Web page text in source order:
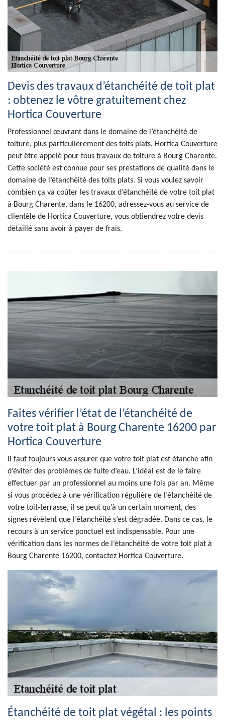
Devis des travaux d’étanchéité de toit plat
: obtenez le vôtre gratuitement chez
Hortica Couverture
Professionnel œuvrant dans le domaine de l’étanchéité de
toiture, plus particulièrement des toits plats, Hortica Couverture
peut être appelé pour tous travaux de toiture à Bourg Charente.
Cette société est connue pour ses prestations de qualité dans le
domaine de l’étanchéité des toits plats. Si vous voulez savoir
combien ça va coûter les travaux d’étanchéité de votre toit plat
à Bourg Charente, dans le 16200, adressez-vous au service de
clientèle de Hortica Couverture, vous obtiendrez votre devis
détaillé sans avoir à payer de frais.
Faites vérifier l’état de l’étanchéité de
votre toit plat à Bourg Charente 16200 par
Hortica Couverture
Il faut toujours vous assurer que votre toit plat est étanche afin
d’éviter des problèmes de fuite d’eau. L’idéal est de le faire
effectuer par un professionnel au moins une fois par an. Même
si vous procédez à une vérification régulière de l’étanchéité de
votre toit-terrasse, il se peut qu’à un certain moment, des
signes révèlent que l’étanchéité s’est dégradée. Dans ce cas, le
recours à un service ponctuel est indispensable. Pour une
vérification dans les normes de l’étanchéité de votre toit plat à
Bourg Charente 16200, contactez Hortica Couverture.
Étanchéité de toit plat végétal : les points